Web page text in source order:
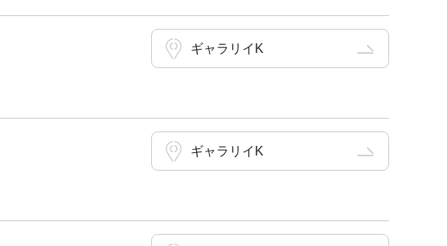
ギャラリイK
ギャラリイK